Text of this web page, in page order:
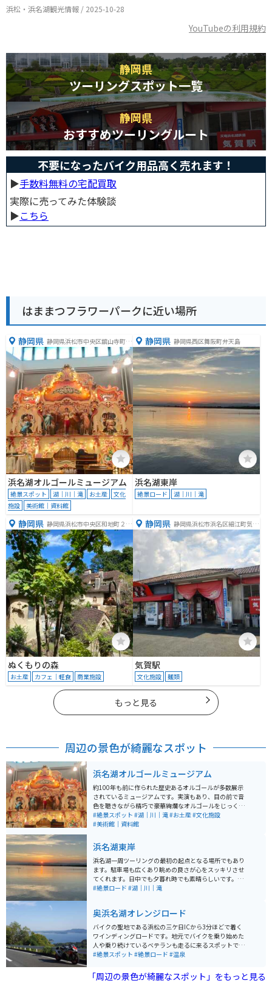
浜松・浜名湖観光情報 / 2025-10-28
YouTubeの利用規約
静岡県
ツーリングスポット一覧
静岡県
おすすめツーリングルート
不要になったバイク用品高く売れます！
▶︎手数料無料の宅配買取
実際に売ってみた体験談
▶︎こちら
はままつフラワーパークに近い場所
静岡県 静岡県浜松市中央区舘山寺町１
８９１
浜名湖オルゴールミュージアム
絶景スポット 湖｜川｜滝 お土産
文化
施設
美術館｜資料館
静岡県 静岡県西区舞阪町弁天島
浜名湖東岸
絶景ロード 湖｜川｜滝
静岡県 静岡県浜松市中央区和地町２９
４９
ぬくもりの森
お土産 カフェ｜軽食 商業施設
静岡県 静岡県浜松市浜名区細江町気賀
気賀駅
文化施設 麺類
もっと見る
周辺の景色が綺麗なスポット
浜名湖オルゴールミュージアム
約100年も前に作られた歴史あるオルゴールが多数展示
されているミュージアムです。実演もあり、目の前で音
色を聴きながら精巧で豪華絢爛なオルゴールをじっくり
観ることができます。オリジナルのオルゴールの組み立
てが楽しめる体験工房もあります。 ミュージアムまで
候などでロープウェイが運休の場合は休館することもあ
るようなので、天気が心配な日は訪問前に確認しておく
と良いです。
#絶景スポット #湖｜川｜滝#お土産#文化施設
#美術館｜資料館
浜名湖東岸
浜名湖一周ツーリングの最初の起点となる場所でもあり
ます。駐車場も広くあり眺めの良さが心をスッキリさせ
てくれます。日中でも夕暮れ時でも素晴らしいです。近
隣にホテルや旅館も多くあり、浜松名物の鰻屋さんもあ
#絶景ロード #湖｜川｜滝
奥浜名湖オレンジロード
バイクの聖地である浜松の三ケ日ICから3分ほどで着く
ワインディングロードです。地元でバイクを乗り始めた
人や乗り続けているベテランも走るに来るスポットで
す。 一部の路面にギャップや落ち葉などあり慎重に走ら
ないほどの綺麗さです。 そして、浜名湖を一望出来る景
色は一度訪れる価値アリです。
#絶景スポット #絶景ロード #温泉
「周辺の景色が綺麗なスポット」をもっと見る